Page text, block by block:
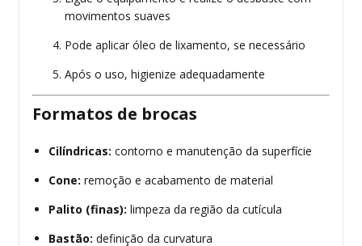
movimentos suaves
Pode aplicar óleo de lixamento, se necessário
Após o uso, higienize adequadamente
Formatos de brocas
Cilíndricas: contorno e manutenção da superfície
Cone: remoção e acabamento de material
Palito (finas): limpeza da região da cutícula
Bastão: definição da curvatura